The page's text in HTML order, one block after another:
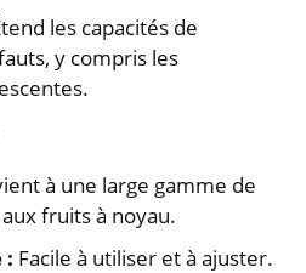
les capacités de
y compris les
à une large gamme de
fruits à noyau.
: Facile à utiliser et à ajuster.